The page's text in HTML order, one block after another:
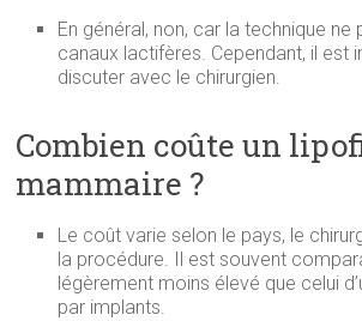
En général, non, car la technique ne
canaux lactifères. Cependant, il est
discuter avec le chirurgien.
Combien coûte un
mammaire ?
Le coût varie selon le pays, le
la procédure. Il est souvent
légèrement moins élevé que celui
par implants.